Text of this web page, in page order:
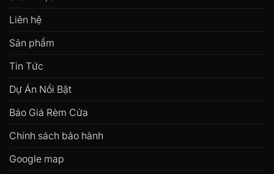
Liên hệ
Sản phẩm
Tin Tức
Dự Án Nổi Bật
Báo Giá Rèm Cửa
Chính sách bảo hành
Google map